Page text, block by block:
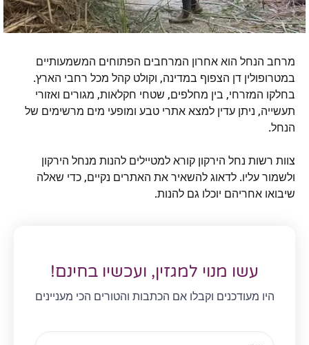
מרחב הנחל הוא אחרון המרחבים הפתוחים המשמעותיים
במטרופולין דן הצפוף במדינה, וקולט קהל מכל רחבי הארץ.
בחלקו המזרחי, בין מחלפים, שטחי חקלאות, מגורים ואזורי
תעשייה, ניתן עדין למצא אתרי טבע ומופעי מים מרשימים של
הנחל.
צוות רשות נחל הירקון קורא למטיילים להנות מנחל הירקון
ולשמור עליו. לדאוג להשאיר את האתרים נקיים, כדי שאלה
שיבואו אחריהם יוכלו גם להנות.
עשו מנוי למגזין, ועכשיו בחינם!
היו מעודכנים וקבלו אם הכתבות והטורים הכי מעניינים